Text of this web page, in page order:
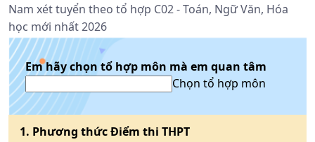
Nam xét tuyển theo tổ hợp C02 - Toán, Ngữ Văn, Hóa
học mới nhất 2026
Em hãy chọn tổ hợp môn mà em quan tâm
Chọn tổ hợp môn
1. Phương thứcĐiểm thi THPT